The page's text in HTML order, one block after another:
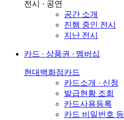
전시 · 공연
공간 소개
진행 중인 전시
지난 전시
카드 ∙ 상품권 ∙ 멤버십
현대백화점카드
카드소개 · 신청
발급현황 조회
카드사용등록
카드 비밀번호